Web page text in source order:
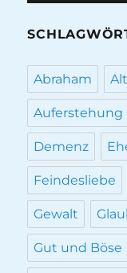
Abraham
Auferstehung
Demenz
Feindesliebe
Gewalt
Gut und Böse